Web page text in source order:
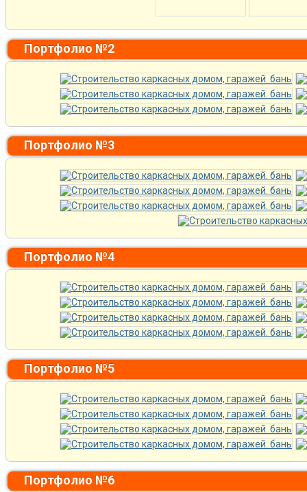
Портфолио №2
Портфолио №3
Портфолио №4
Портфолио №5
Портфолио №6